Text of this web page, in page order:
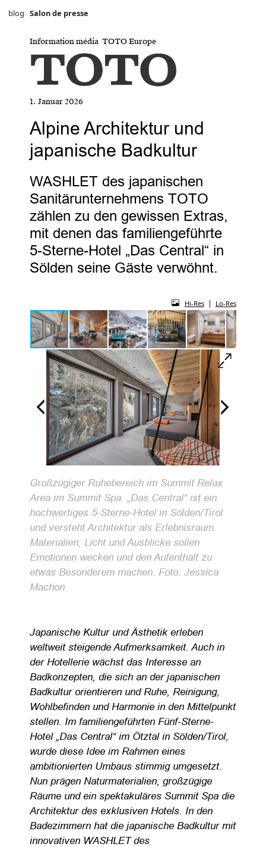
blog Salon de presse
Information média TOTO Europe
1. Januar 2026
Alpine Architektur und
japanische Badkultur
WASHLET des japanischen
Sanitärunternehmens TOTO
zählen zu den gewissen Extras,
mit denen das familiengeführte
5-Sterne-Hotel „Das Central“ in
Sölden seine Gäste verwöhnt.
Hi-Res| Lo-Res
Großzügiger Ruhebereich im Summit Relax
Area im Summit Spa. „Das Central“ ist ein
hochwertiges 5-Sterne-Hotel in Sölden/Tirol
und versteht Architektur als Erlebnisraum.
Materialien, Licht und Ausblicke sollen
Emotionen wecken und den Aufenthalt zu
etwas Besonderem machen. Foto: Jessica
Machon
Japanische Kultur und Ästhetik erleben
weltweit steigende Aufmerksamkeit. Auch in
der Hotellerie wächst das Interesse an
Badkonzepten, die sich an der japanischen
Badkultur orientieren und Ruhe, Reinigung,
Wohlbefinden und Harmonie in den Mittelpunkt
stellen. Im familiengeführten Fünf-Sterne-
Hotel „Das Central“ im Ötztal in Sölden/Tirol,
wurde diese Idee im Rahmen eines
ambitionierten Umbaus stimmig umgesetzt.
Nun prägen Naturmaterialien, großzügige
Räume und ein spektakuläres Summit Spa die
Architektur des exklusiven Hotels. In den
Badezimmern hat die japanische Badkultur mit
innovativen WASHLET des